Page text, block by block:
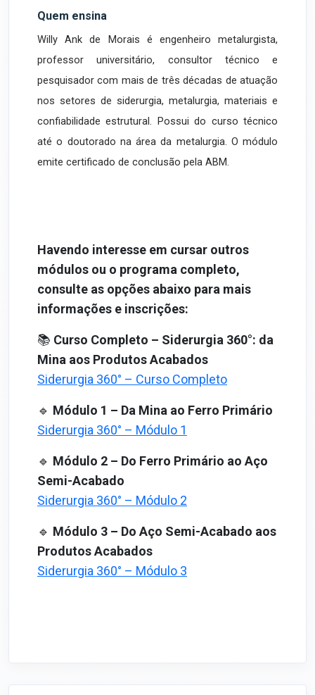
Quem ensina
Willy Ank de Morais é engenheiro metalurgista,
professor universitário, consultor técnico e
pesquisador com mais de três décadas de atuação
nos setores de siderurgia, metalurgia, materiais e
confiabilidade estrutural. Possui do curso técnico
até o doutorado na área da metalurgia. O módulo
emite certificado de conclusão pela ABM.
Havendo interesse em cursar outros
módulos ou o programa completo,
consulte as opções abaixo para mais
informações e inscrições:
📚 Curso Completo – Siderurgia 360°: da
Mina aos Produtos Acabados
Siderurgia 360° – Curso Completo
🔹 Módulo 1 – Da Mina ao Ferro Primário
Siderurgia 360° – Módulo 1
🔹 Módulo 2 – Do Ferro Primário ao Aço
Semi-Acabado
Siderurgia 360° – Módulo 2
🔹 Módulo 3 – Do Aço Semi-Acabado aos
Produtos Acabados
Siderurgia 360° – Módulo 3